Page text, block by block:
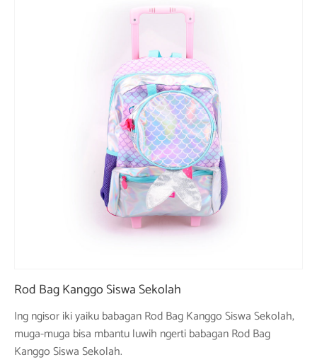
Rod Bag Kanggo Siswa Sekolah
Ing ngisor iki yaiku babagan Rod Bag Kanggo Siswa Sekolah,
muga-muga bisa mbantu luwih ngerti babagan Rod Bag
Kanggo Siswa Sekolah.